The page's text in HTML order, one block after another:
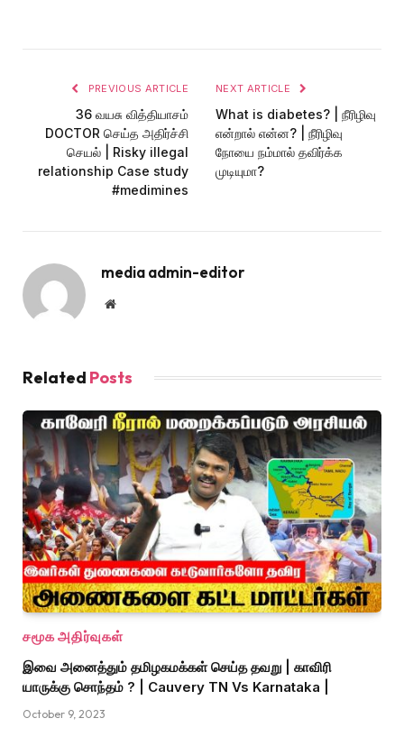
PREVIOUS ARTICLE
36 வயசு வித்தியாசம்
DOCTOR செய்த அதிர்ச்சி
செயல் | Risky illegal
relationship Case study
#medimines
NEXT ARTICLE
What is diabetes? | நீரிழிவு
என்றால் என்ன? | நீரிழிவு
நோயை நம்மால் தவிர்க்க
முடியுமா?
media admin-editor
Website
Related Posts
சமூக அதிர்வுகள்
இவை அனைத்தும் தமிழகமக்கள் செய்த தவறு | காவிரி
யாருக்கு சொந்தம் ? | Cauvery TN Vs Karnataka |
October 9, 2023